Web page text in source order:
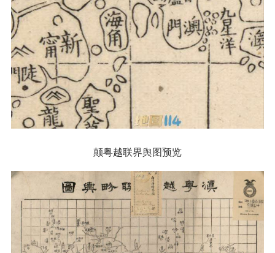
颠粤越联界舆图预览